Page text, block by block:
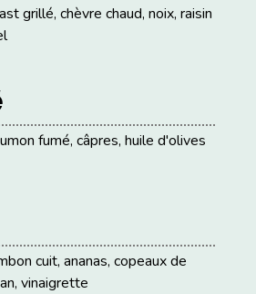
grillé, chèvre chaud, noix, raisin
fumé, câpres, huile d'olives
cuit, ananas, copeaux de
vinaigrette